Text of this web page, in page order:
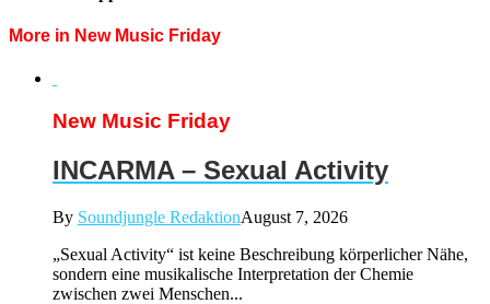
More in New Music Friday
New Music Friday
INCARMA – Sexual Activity
By Soundjungle RedaktionAugust 7, 2026
„Sexual Activity“ ist keine Beschreibung körperlicher Nähe,
sondern eine musikalische Interpretation der Chemie
zwischen zwei Menschen...